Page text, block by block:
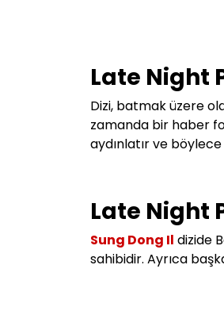
Late Night
Dizi, batmak üzere
zamanda bir haber
aydınlatır ve
Late Night
Sung Dong Il dizide
sahibidir. Ayrıca